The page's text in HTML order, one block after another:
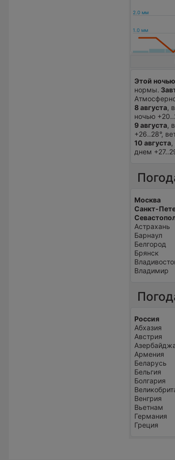
Этой ночью
нормы.
8 августа,
ночью
9 августа,
+26..28°,
10 августа
днем
Москва
Санкт-
Астрахань
Барнаул
Белгород
Брянск
Владимир
Россия
Абхазия
Австрия
Армения
Беларусь
Бельгия
Болгария
Венгрия
Вьетнам
Германия
Греция